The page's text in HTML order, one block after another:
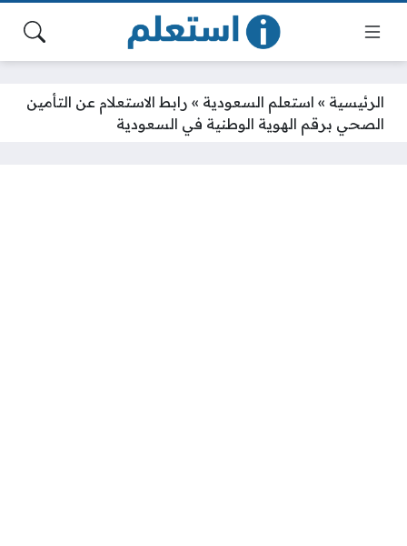
الرئيسية » استعلم السعودية » رابط الاستعلام عن التأمين
الصحي برقم الهوية الوطنية في السعودية